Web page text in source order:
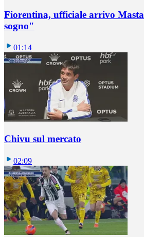
Fiorentina, ufficiale arrivo
sogno"
01:14
Chivu sul mercato
02:09